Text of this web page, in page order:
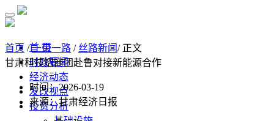
首 页
时政要闻
经济动态
发改视点
投资分析
首页 /一带一路 / 丝路新闻/ 正文
甘肃科技招商团赴鲁对接新能源合作
时间：2026-03-19
来源：甘肃经济日报